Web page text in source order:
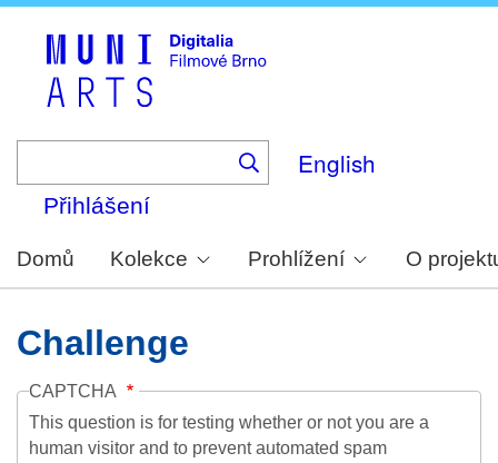
English
Přihlášení
Domů Kolekce Prohlížení O
Challenge
CAPTCHA
This question is for testing whether or not you are a
human visitor and to prevent automated spam